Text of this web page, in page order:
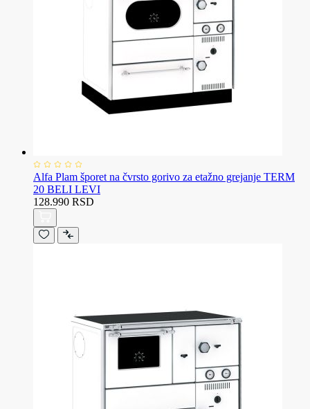
Alfa Plam šporet na čvrsto gorivo za etažno grejanje TERM
20 BELI LEVI
128.990 RSD